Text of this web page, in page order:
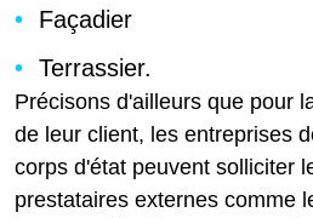
Façadier
Terrassier.
Précisons d'ailleurs que pour
de leur client, les entreprises
corps d'état peuvent solliciter
prestataires externes comme